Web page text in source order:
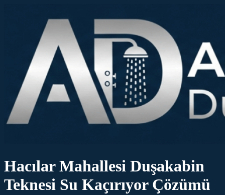
Hacılar Mahallesi Duşakabin
Teknesi Su Kaçırıyor Çözümü